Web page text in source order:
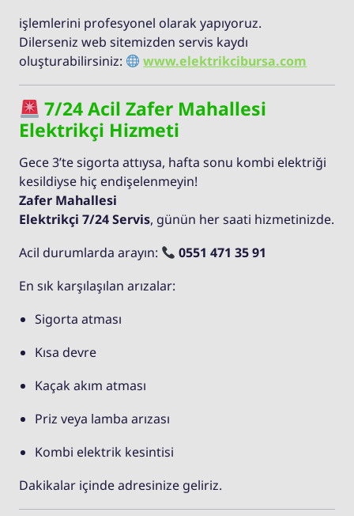
işlemlerini profesyonel olarak yapıyoruz.
Dilerseniz web sitemizden servis kaydı
oluşturabilirsiniz:
www.elektrikcibursa.com
7/24 Acil Zafer Mahallesi
Elektrikçi Hizmeti
Gece 3’te sigorta attıysa, hafta sonu kombi elektriği
kesildiyse hiç endişelenmeyin!
Zafer Mahallesi
Elektrikçi 7/24 Servis, günün her saati hizmetinizde.
Acil durumlarda arayın:
0551 471 35 91
En sık karşılaşılan arızalar:
Sigorta atması
Kısa devre
Kaçak akım atması
Priz veya lamba arızası
Kombi elektrik kesintisi
Dakikalar içinde adresinize geliriz.